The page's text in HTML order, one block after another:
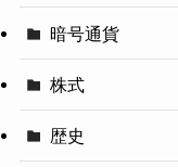
暗号通貨
株式
歴史